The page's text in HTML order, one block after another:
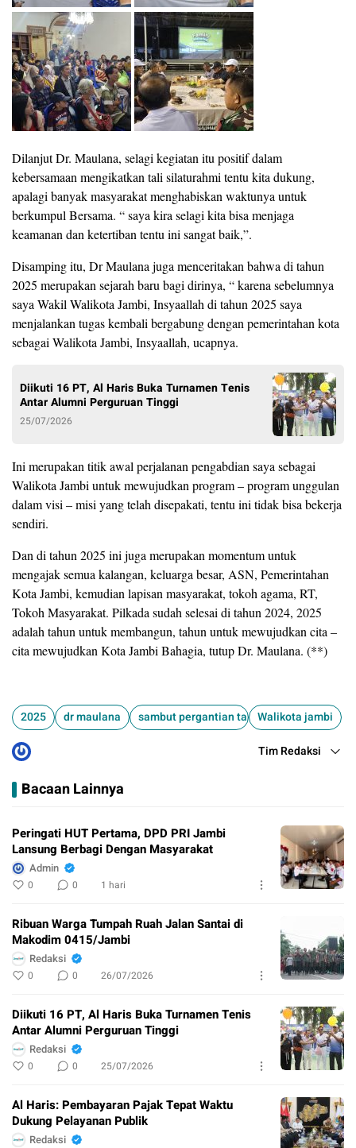
Dilanjut Dr. Maulana, selagi kegiatan itu positif dalam
kebersamaan mengikatkan tali silaturahmi tentu kita dukung,
apalagi banyak masyarakat menghabiskan waktunya untuk
berkumpul Bersama. “ saya kira selagi kita bisa menjaga
keamanan dan ketertiban tentu ini sangat baik,”.
Disamping itu, Dr Maulana juga menceritakan bahwa di tahun
2025 merupakan sejarah baru bagi dirinya, “ karena sebelumnya
saya Wakil Walikota Jambi, Insyaallah di tahun 2025 saya
menjalankan tugas kembali bergabung dengan pemerintahan kota
sebagai Walikota Jambi, Insyaallah, ucapnya.
Diikuti 16 PT, Al Haris Buka Turnamen Tenis
Antar Alumni Perguruan Tinggi
25/07/2026
Ini merupakan titik awal perjalanan pengabdian saya sebagai
Walikota Jambi untuk mewujudkan program – program unggulan
dalam visi – misi yang telah disepakati, tentu ini tidak bisa bekerja
sendiri.
Dan di tahun 2025 ini juga merupakan momentum untuk
mengajak semua kalangan, keluarga besar, ASN, Pemerintahan
Kota Jambi, kemudian lapisan masyarakat, tokoh agama, RT,
Tokoh Masyarakat. Pilkada sudah selesai di tahun 2024, 2025
adalah tahun untuk membangun, tahun untuk mewujudkan cita –
cita mewujudkan Kota Jambi Bahagia, tutup Dr. Maulana. (**)
2025 dr maulana sambut pergantian tahun baruWalikota jambi
Tim Redaksi
Bacaan Lainnya
Peringati HUT Pertama, DPD PRI Jambi
Lansung Berbagi Dengan Masyarakat
Admin
0 0 1 hari
Ribuan Warga Tumpah Ruah Jalan Santai di
Makodim 0415/Jambi
Redaksi
0 0 26/07/2026
Diikuti 16 PT, Al Haris Buka Turnamen Tenis
Antar Alumni Perguruan Tinggi
Redaksi
0 0 25/07/2026
Al Haris: Pembayaran Pajak Tepat Waktu
Dukung Pelayanan Publik
Redaksi